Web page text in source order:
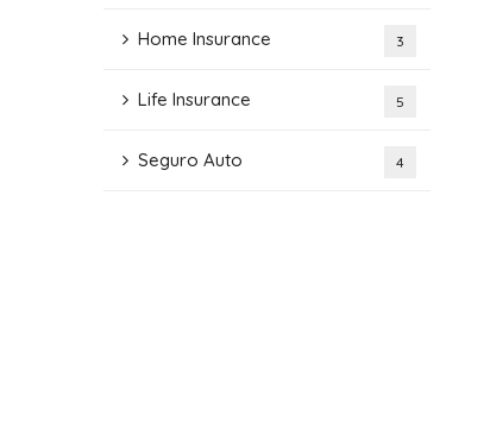
Home Insurance 3
Life Insurance 5
Seguro Auto 4